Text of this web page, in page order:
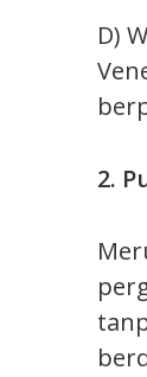
D)
2.